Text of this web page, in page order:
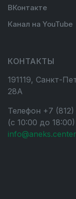
ВКонтакте
Канал на YouTube
КОНТАКТЫ
191119, Санкт-
28А
Телефон +7
(с 10:00 до 18:00)
info@aneks.center